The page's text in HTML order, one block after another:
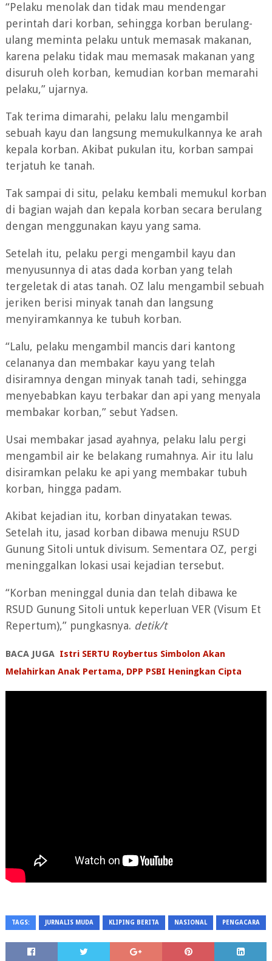
“Pelaku menolak dan tidak mau mendengar
perintah dari korban, sehingga korban berulang-
ulang meminta pelaku untuk memasak makanan,
karena pelaku tidak mau memasak makanan yang
disuruh oleh korban, kemudian korban memarahi
pelaku,” ujarnya.
Tak terima dimarahi, pelaku lalu mengambil
sebuah kayu dan langsung memukulkannya ke arah
kepala korban. Akibat pukulan itu, korban sampai
terjatuh ke tanah.
Tak sampai di situ, pelaku kembali memukul korban
di bagian wajah dan kepala korban secara berulang
dengan menggunakan kayu yang sama.
Setelah itu, pelaku pergi mengambil kayu dan
menyusunnya di atas dada korban yang telah
tergeletak di atas tanah. OZ lalu mengambil sebuah
jeriken berisi minyak tanah dan langsung
menyiramkannya ke tubuh korban.
“Lalu, pelaku mengambil mancis dari kantong
celananya dan membakar kayu yang telah
disiramnya dengan minyak tanah tadi, sehingga
menyebabkan kayu terbakar dan api yang menyala
membakar korban,” sebut Yadsen.
Usai membakar jasad ayahnya, pelaku lalu pergi
mengambil air ke belakang rumahnya. Air itu lalu
disiramkan pelaku ke api yang membakar tubuh
korban, hingga padam.
Akibat kejadian itu, korban dinyatakan tewas.
Setelah itu, jasad korban dibawa menuju RSUD
Gunung Sitoli untuk divisum. Sementara OZ, pergi
meninggalkan lokasi usai kejadian tersebut.
“Korban meninggal dunia dan telah dibawa ke
RSUD Gunung Sitoli untuk keperluan VER (Visum Et
Repertum),” pungkasnya. detik/t
BACA JUGA Istri SERTU Roybertus Simbolon Akan
Melahirkan Anak Pertama, DPP PSBI Heningkan Cipta
TAGS: JURNALIS MUDA KLIPING BERITA NASIONAL PENGACARA